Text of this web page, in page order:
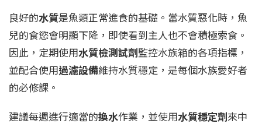
良好的水質是魚類正常進食的基礎。當水質惡化時，魚
兒的食慾會明顯下降，即使看到主人也不會積極索食。
因此，定期使用水質檢測試劑監控水族箱的各項指標，
並配合使用過濾設備維持水質穩定，是每個水族愛好者
的必修課。
建議每週進行適當的換水作業，並使用水質穩定劑來中